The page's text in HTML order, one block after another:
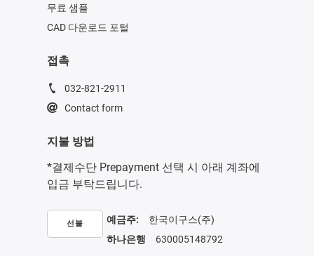
무료 샘플
CAD 다운로드 포털
접촉
032-821-2911
Contact form
지불 방법
*결제수단 Prepayment 선택 시 아래 계좌에
입금 부탁드립니다.
선불 예금주: 한국이구스(주)
하나은행 630005148792